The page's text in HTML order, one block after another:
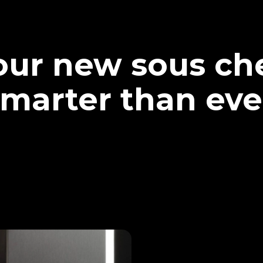
new sous
than